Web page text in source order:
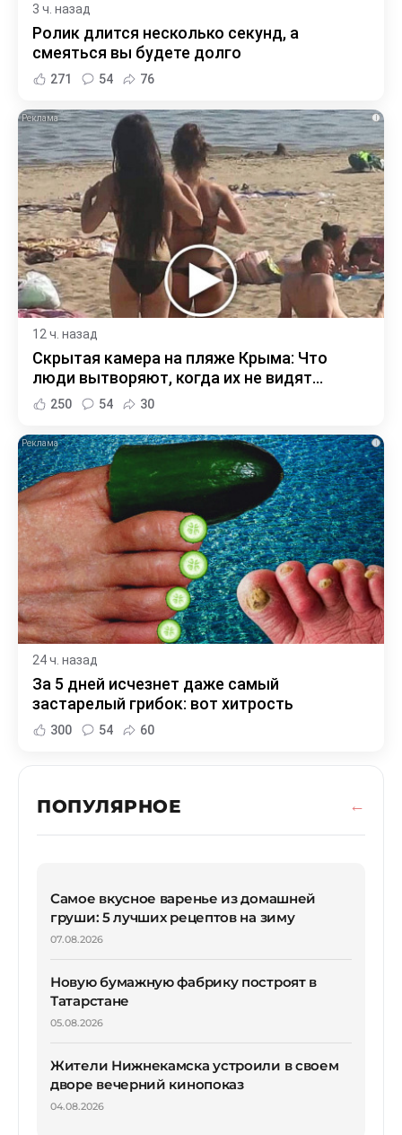
3 ч. назад
Ролик длится несколько секунд, а
смеяться вы будете долго
271 54 76
i
12 ч. назад
Скрытая камера на пляже Крыма: Что
люди вытворяют, когда их не видят...
250 54 30
i
24 ч. назад
За 5 дней исчезнет даже самый
застарелый грибок: вот хитрость
300 54 60
ПОПУЛЯРНОЕ
Самое вкусное варенье из домашней
груши: 5 лучших рецептов на зиму
07.08.2026
Новую бумажную фабрику построят в
Татарстане
05.08.2026
Жители Нижнекамска устроили в своем
дворе вечерний кинопоказ
04.08.2026